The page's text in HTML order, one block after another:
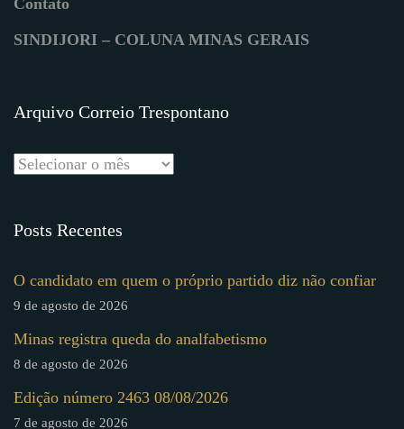
SINDIJORI – COLUNA MINAS GERAIS
Arquivo Correio Trespontano
Posts Recentes
O candidato em quem o próprio partido diz não confiar
9 de agosto de 2026
Minas registra queda do analfabetismo
8 de agosto de 2026
Edição número 2463 08/08/2026
7 de agosto de 2026